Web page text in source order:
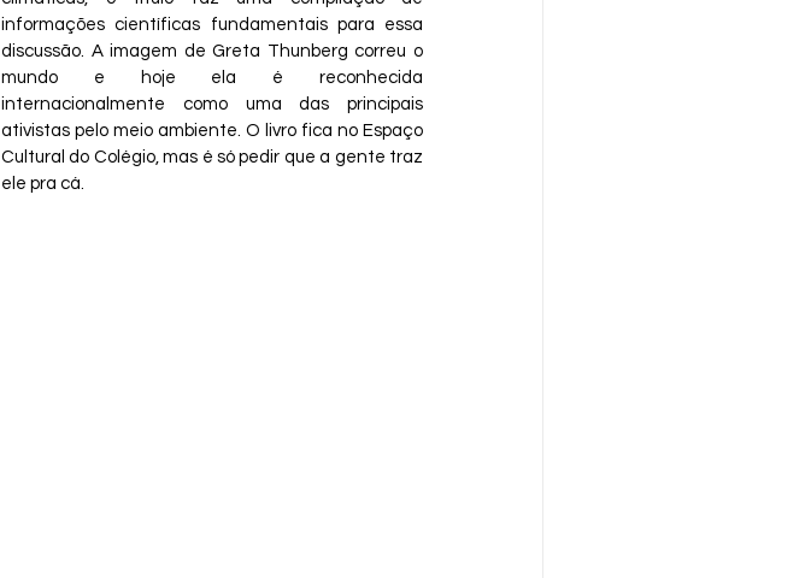
informações científicas fundamentais para essa
discussão. A imagem de Greta Thunberg correu o
mundo e hoje ela é reconhecida
internacionalmente como uma das principais
ativistas pelo meio ambiente. O livro fica no Espaço
Cultural do Colégio, mas é só pedir que a gente traz
ele pra cá.